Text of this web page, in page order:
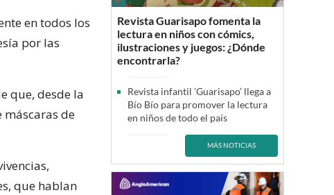
en todos los
por las
que, desde la
máscaras de
que hablan
Revista Guarisapo fomenta la
lectura en niños con cómics,
ilustraciones y juegos: ¿Dónde
encontrarla?
Revista infantil ’Guarisapo’ llega a
Bío Bío para promover la lectura
en niños de todo el país
MÁS NOTICIAS